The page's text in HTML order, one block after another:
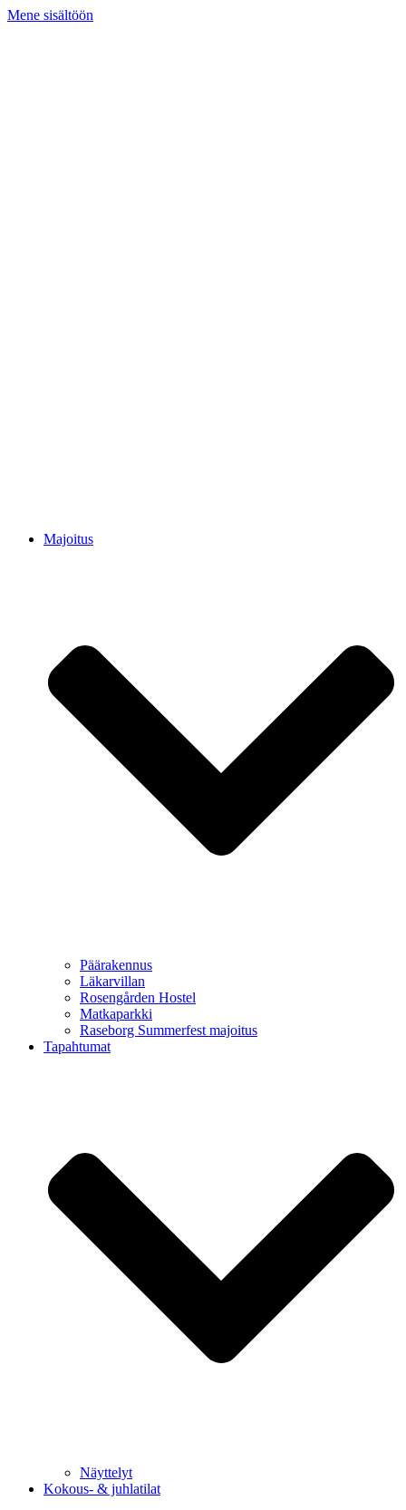
Mene sisältöön
Majoitus
Päärakennus
Läkarvillan
Rosengården Hostel
Matkaparkki
Raseborg Summerfest majoitus
Tapahtumat
Näyttelyt
Kokous- & juhlatilat